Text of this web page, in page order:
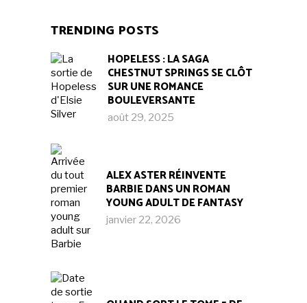
TRENDING POSTS
HOPELESS : LA SAGA
CHESTNUT SPRINGS SE CLÔT
SUR UNE ROMANCE
BOULEVERSANTE
août 29, 2025
ALEX ASTER RÉINVENTE
BARBIE DANS UN ROMAN
YOUNG ADULT DE FANTASY
janvier 22, 2026